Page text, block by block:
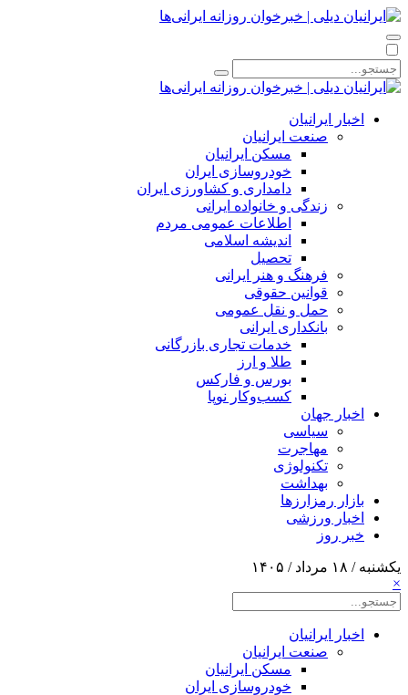
اخبار ایرانیان
صنعت ایرانیان
مسکن ایرانیان
خودروسازی ایران
دامداری و کشاورزی ایران
زندگی و خانواده ایرانی
اطلاعات عمومی مردم
اندیشه اسلامی
تحصیل
فرهنگ و هنر ایرانی
قوانین حقوقی
حمل و نقل عمومی
بانکداری ایرانی
خدمات تجاری بازرگانی
طلا و ارز
بورس و فارکس
کسب‌وکار نوپا
اخبار جهان
سیاسی
مهاجرت
تکنولوژی
بهداشت
بازار رمزارزها
اخبار ورزشی
خبر روز
یکشنبه / ۱۸ مرداد / ۱۴۰۵
×
اخبار ایرانیان
صنعت ایرانیان
مسکن ایرانیان
خودروسازی ایران